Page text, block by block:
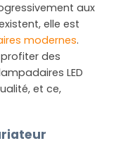
aux
elle est
modernes.
des
LED
et ce,